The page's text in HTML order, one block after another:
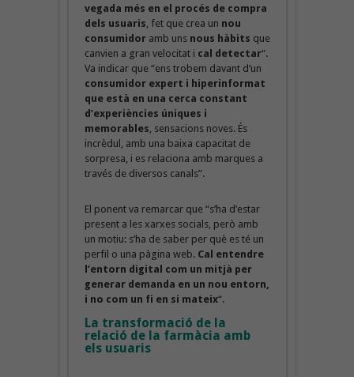
vegada més en el procés de compra
dels usuaris , fet que crea un nou
consumidor amb uns nous hàbits que
canvien a gran velocitat i cal detectar“.
Va indicar que “ens trobem davant d’un
consumidor expert i hiperinformat
que està en una cerca constant
d’experiències úniques i
memorables , sensacions noves. És
incrèdul, amb una baixa capacitat de
sorpresa, i es relaciona amb marques a
través de diversos canals”.
El ponent va remarcar que “s’ha d’estar
present a les xarxes socials, però amb
un motiu: s’ha de saber per què es té un
perfil o una pàgina web. Cal entendre
l’entorn digital com un mitjà per
generar demanda en un nou entorn,
i no com un fi en si mateix“.
La transformació de la
relació de la farmàcia amb
els usuaris